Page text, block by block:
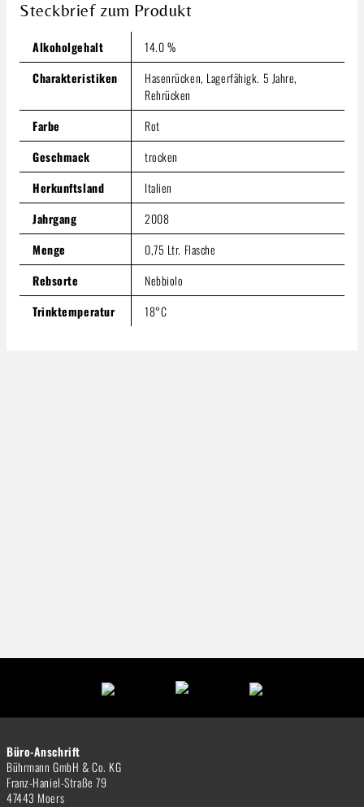
Inhalt:0.75 Liter(23,99 € / 1 Liter)
Preise inkl. MwSt. zzgl. Versandkosten
Produkt Anzahl: Gib den gewünschten Wert ein oder
In den Warenkorb
Steckbrief zum Produkt
Alkoholgehalt
14.0 %
Charakteristiken
Hasenrücken, Lagerfähigk. 5 Jahre,
Rehrücken
Farbe
Rot
Geschmack
trocken
Herkunftsland
Italien
Jahrgang
2008
Menge
0,75 Ltr. Flasche
Rebsorte
Nebbiolo
Trinktemperatur
18°C
Büro-Anschrift
Bührmann GmbH & Co. KG
Franz-Haniel-Straße 79
47443 Moers